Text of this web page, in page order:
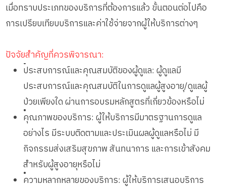
เมื่อทราบประเภทของบริการที่ต้องการแล้ว ขั้นตอนต่อไปคือ
การเปรียบเทียบบริการและค่าใช้จ่ายจากผู้ให้บริการต่างๆ
ปัจจัยสำคัญที่ควรพิจารณา:
•
ประสบการณ์และคุณสมบัติของผู้ดูแล: ผู้ดูแลมี
ประสบการณ์และคุณสมบัติในการดูแลผู้สูงอายุ/ดูแลผู้
ป่วยเพียงใด ผ่านการอบรมหลักสูตรที่เกี่ยวข้องหรือไม่
•
คุณภาพของบริการ: ผู้ให้บริการมีมาตรฐานการดูแล
อย่างไร มีระบบติดตามและประเมินผลผู้ดูแลหรือไม่ มี
กิจกรรมส่งเสริมสุขภาพ สันทนาการ และการเข้าสังคม
สำหรับผู้สูงอายุหรือไม่
•
ความหลากหลายของบริการ: ผู้ให้บริการเสนอบริการ